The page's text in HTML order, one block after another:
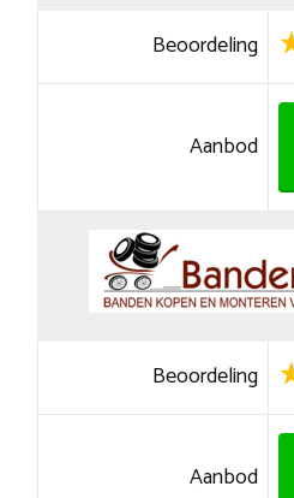
Beoordeling
Aanbod
Beoordeling
Aanbod